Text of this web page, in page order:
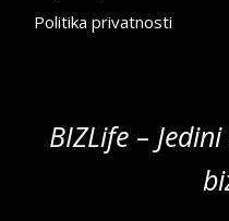
Politika privatnosti
BIZLife –